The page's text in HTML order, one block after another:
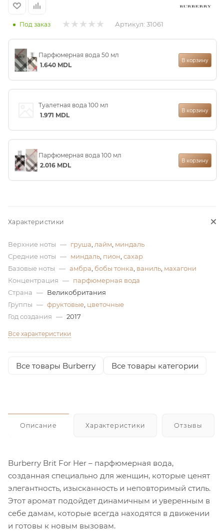
сертификат
Под заказ Артикул: 31061
Парфюмерная вода 50 мл
1.640 MDL
В корзину
Туалетная вода 100 мл
1.971 MDL
В корзину
Парфюмерная вода 100 мл
2.016 MDL
В корзину
Характеристики
Верхние ноты — груша лайм миндаль
Средние ноты — миндаль пион сахар
Базовые ноты — амбра бобы тонка ваниль махагони
Концентрация — парфюмерная вода
Страна — Великобритания
Группы — фруктовые цветочные
Год создания — 2017
Все характеристики
Все товары Burberry Все товары категории
Описание Характеристики Отзывы
Burberry Brit For Her – парфюмерная вода,
созданная специально для женщин, которые ценят
элегантность, изысканность и неповторимый стиль.
Этот аромат подойдет динамичным и уверенным в
себе дамам, которые всегда находятся в движении
и готовы к новым вызовам.